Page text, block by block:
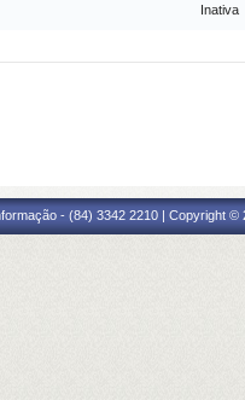
Inativa
- (84) 3342 2210 | Copyright